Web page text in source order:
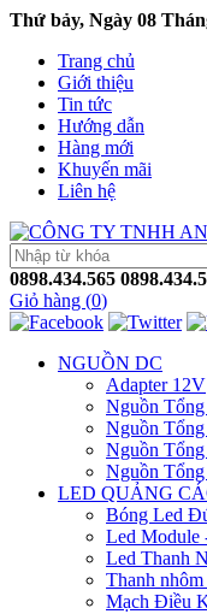
Thứ bảy, Ngày 08
Trang chủ
Giới thiệu
Tin tức
Hướng dẫn
Hàng mới
Khuyến mãi
Liên hệ
0898.434.565
Giỏ hàng (0)
NGUỒN DC
Adapter 12V
Nguồn
Nguồn
Nguồn
Nguồn
LED QUẢNG
Bóng Led
Led Module
Led Thanh
Thanh
Mạch Điều